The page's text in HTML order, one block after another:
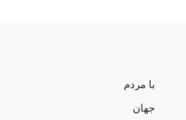
با مردم
جهان